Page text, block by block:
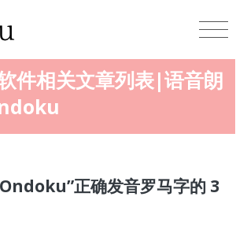
件相关文章列表|语音朗
正确发音罗马字的 3